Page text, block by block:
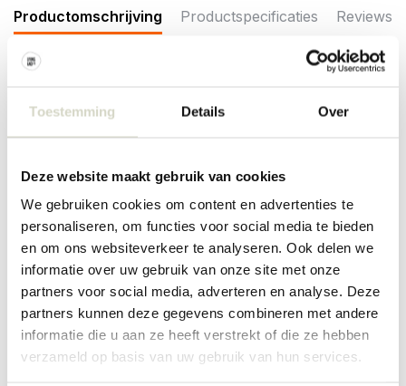
Toestemming Details Over
Deze website maakt gebruik van cookies
We gebruiken cookies om content en advertenties te
personaliseren, om functies voor social media te bieden
en om ons websiteverkeer te analyseren. Ook delen we
informatie over uw gebruik van onze site met onze
partners voor social media, adverteren en analyse. Deze
partners kunnen deze gegevens combineren met andere
informatie die u aan ze heeft verstrekt of die ze hebben
verzameld op basis van uw gebruik van hun services.
Productomschrijving Productspecificaties Reviews
hout, heeft een zwart gebeitst oppervlak dat de structuur van het
Materiaal: hout, ijzer
Kleur: zwart
PRODUCTSPECIFICATIES
Artikelnummer 82064674
SKU 82064674